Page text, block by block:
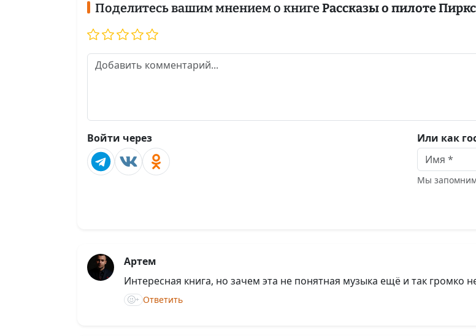
Поделитесь вашим мнением о книгеРассказы о пилоте
Войти через Или как
Мы запомним
Артем
Интересная книга, но зачем эта не понятная музыка ещё и так громко
+ Ответить